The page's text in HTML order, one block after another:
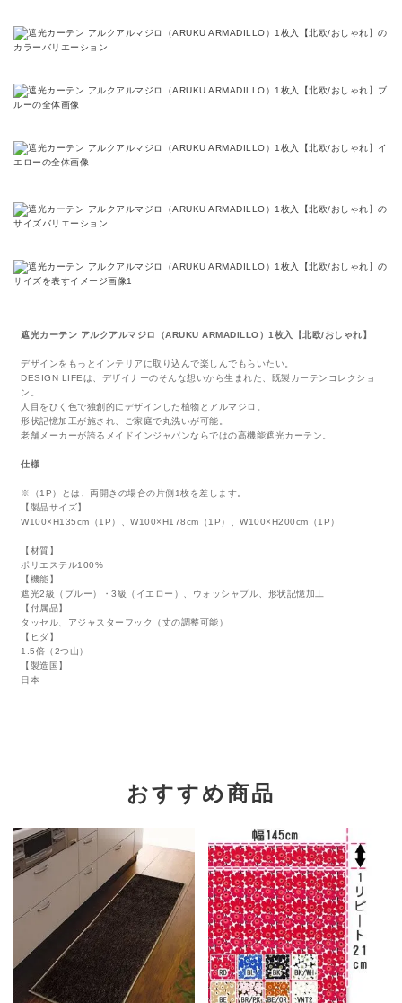
遮光カーテン アルクアルマジロ（ARUKU ARMADILLO）1枚入【北欧/おしゃれ】
デザインをもっとインテリアに取り込んで楽しんでもらいたい。
DESIGN LIFEは、デザイナーのそんな想いから生まれた、既製カーテンコレクショ
ン。
人目をひく色で独創的にデザインした植物とアルマジロ。
形状記憶加工が施され、ご家庭で丸洗いが可能。
老舗メーカーが誇るメイドインジャパンならではの高機能遮光カーテン。
仕様
※（1P）とは、両開きの場合の片側1枚を差します。
【製品サイズ】
W100×H135cm（1P）、W100×H178cm（1P）、W100×H200cm（1P）
【材質】
ポリエステル100%
【機能】
遮光2級（ブルー）・3級（イエロー）、ウォッシャブル、形状記憶加工
【付属品】
タッセル、アジャスターフック（丈の調整可能）
【ヒダ】
1.5倍（2つ山）
【製造国】
日本
おすすめ商品